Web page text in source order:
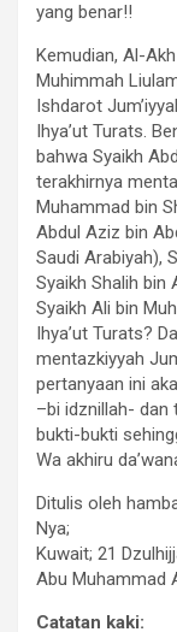
yang benar!!
Kemudian, Al-
Muhimmah
Ishdarot
Ihya’ut Turats.
bahwa Syaikh
terakhirnya
Muhammad bin
Abdul Aziz bin
Saudi Arabiyah),
Syaikh Shalih bin
Syaikh Ali bin
Ihya’ut Turats?
mentazkiyyah
pertanyaan ini
–bi idznillah- dan
bukti-bukti
Wa akhiru
Ditulis oleh
Nya;
Kuwait; 21
Abu Muhammad
Catatan kaki: